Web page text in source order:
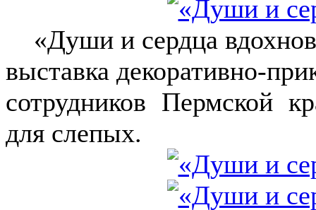
«Души и сердца
выставка декоративно-
сотрудников Пермской
для слепых.